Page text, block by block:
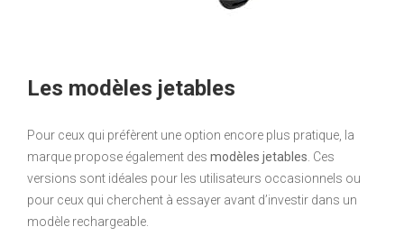
Les modèles jetables
Pour ceux qui préfèrent une option encore plus pratique, la
marque propose également des modèles jetables . Ces
versions sont idéales pour les utilisateurs occasionnels ou
pour ceux qui cherchent à essayer avant d’investir dans un
modèle rechargeable.